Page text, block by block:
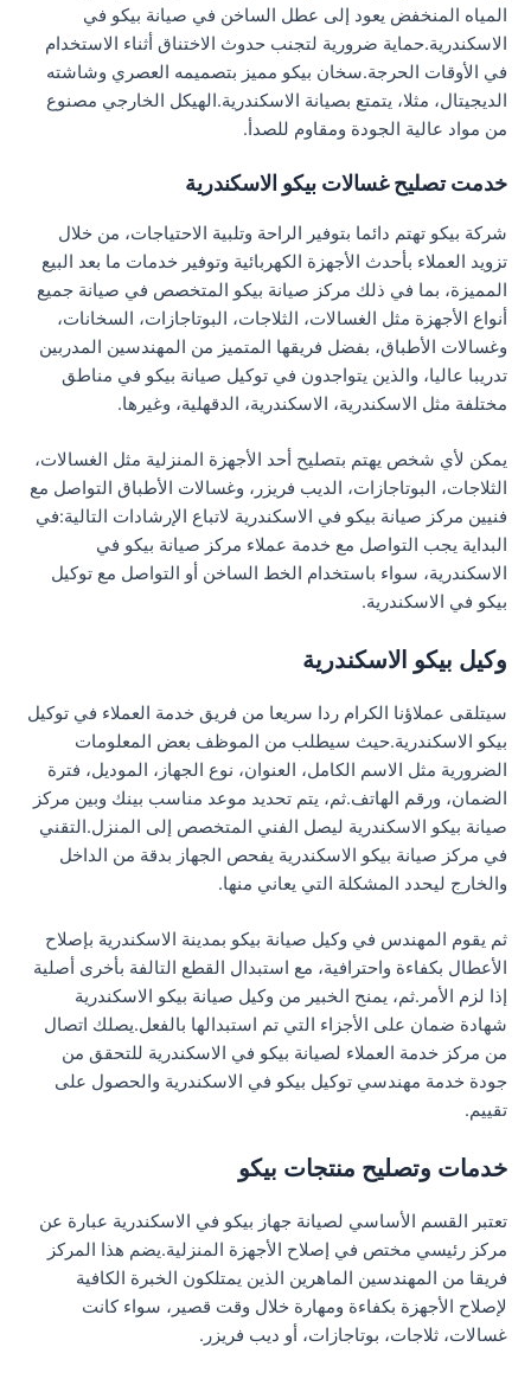
المياه المنخفض يعود إلى عطل الساخن في صيانة بيكو في
الاسكندرية.حماية ضرورية لتجنب حدوث الاختناق أثناء الاستخدام
في الأوقات الحرجة.سخان بيكو مميز بتصميمه العصري وشاشته
الديجيتال، مثلا، يتمتع بصيانة الاسكندرية.الهيكل الخارجي مصنوع
من مواد عالية الجودة ومقاوم للصدأ.
خدمت تصليح غسالات بيكو الاسكندرية
شركة بيكو تهتم دائما بتوفير الراحة وتلبية الاحتياجات، من خلال
تزويد العملاء بأحدث الأجهزة الكهربائية وتوفير خدمات ما بعد البيع
المميزة، بما في ذلك مركز صيانة بيكو المتخصص في صيانة جميع
أنواع الأجهزة مثل الغسالات، الثلاجات، البوتاجازات، السخانات،
وغسالات الأطباق، بفضل فريقها المتميز من المهندسين المدربين
تدريبا عاليا، والذين يتواجدون في توكيل صيانة بيكو في مناطق
مختلفة مثل الاسكندرية، الاسكندرية، الدقهلية، وغيرها.
يمكن لأي شخص يهتم بتصليح أحد الأجهزة المنزلية مثل الغسالات،
الثلاجات، البوتاجازات، الديب فريزر، وغسالات الأطباق التواصل مع
فنيين مركز صيانة بيكو في الاسكندرية لاتباع الإرشادات التالية:في
البداية يجب التواصل مع خدمة عملاء مركز صيانة بيكو في
الاسكندرية، سواء باستخدام الخط الساخن أو التواصل مع توكيل
بيكو في الاسكندرية.
وكيل بيكو الاسكندرية
سيتلقى عملاؤنا الكرام ردا سريعا من فريق خدمة العملاء في توكيل
بيكو الاسكندرية.حيث سيطلب من الموظف بعض المعلومات
الضرورية مثل الاسم الكامل، العنوان، نوع الجهاز، الموديل، فترة
الضمان، ورقم الهاتف.ثم، يتم تحديد موعد مناسب بينك وبين مركز
صيانة بيكو الاسكندرية ليصل الفني المتخصص إلى المنزل.التقني
في مركز صيانة بيكو الاسكندرية يفحص الجهاز بدقة من الداخل
والخارج ليحدد المشكلة التي يعاني منها.
ثم يقوم المهندس في وكيل صيانة بيكو بمدينة الاسكندرية بإصلاح
الأعطال بكفاءة واحترافية، مع استبدال القطع التالفة بأخرى أصلية
إذا لزم الأمر.ثم، يمنح الخبير من وكيل صيانة بيكو الاسكندرية
شهادة ضمان على الأجزاء التي تم استبدالها بالفعل.يصلك اتصال
من مركز خدمة العملاء لصيانة بيكو في الاسكندرية للتحقق من
جودة خدمة مهندسي توكيل بيكو في الاسكندرية والحصول على
تقييم.
خدمات وتصليح منتجات بيكو
تعتبر القسم الأساسي لصيانة جهاز بيكو في الاسكندرية عبارة عن
مركز رئيسي مختص في إصلاح الأجهزة المنزلية.يضم هذا المركز
فريقا من المهندسين الماهرين الذين يمتلكون الخبرة الكافية
لإصلاح الأجهزة بكفاءة ومهارة خلال وقت قصير، سواء كانت
غسالات، ثلاجات، بوتاجازات، أو ديب فريزر.